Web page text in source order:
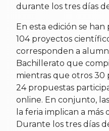
durante los tres días
En esta edición se
104 proyectos
corresponden a
Bachillerato que
mientras que otros 30
24 propuestas
online. En conjunto,
la feria implican a más
Durante los tres días